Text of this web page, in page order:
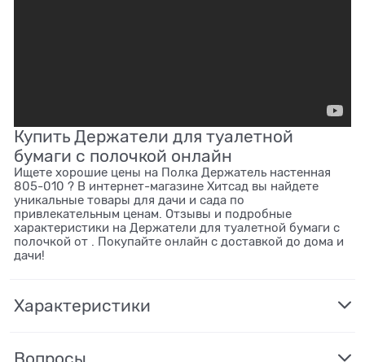
Купить Держатели для туалетной
бумаги с полочкой онлайн
Ищете хорошие цены на Полка Держатель настенная
805-010 ? В интернет-магазине Хитсад вы найдете
уникальные товары для дачи и сада по
привлекательным ценам. Отзывы и подробные
характеристики на Держатели для туалетной бумаги с
полочкой от . Покупайте онлайн с доставкой до дома и
дачи!
Характеристики